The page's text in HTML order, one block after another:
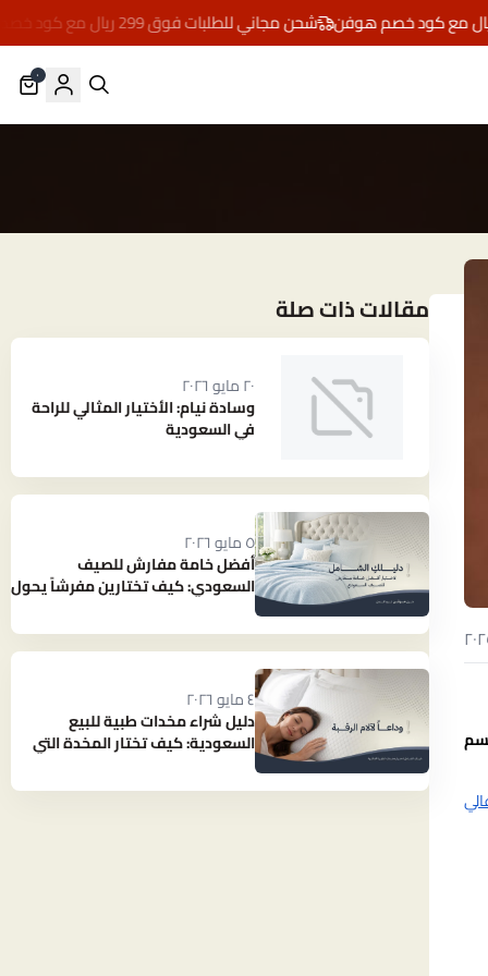
شحن مجاني للطلبات فوق 299 ريال مع كود خصم هوفن
٠
مقالات ذات صلة
٢٠ مايو ٢٠٢٦
وسادة نيام: الأختيار المثالي للراحة
في السعودية
٥ مايو ٢٠٢٦
أفضل خامة مفارش للصيف
السعودي: كيف تختارين مفرشاً يحول
٤ مايو ٢٠٢٦
دليل شراء مخدات طبية للبيع
السعودية: كيف تختار المخدة التي